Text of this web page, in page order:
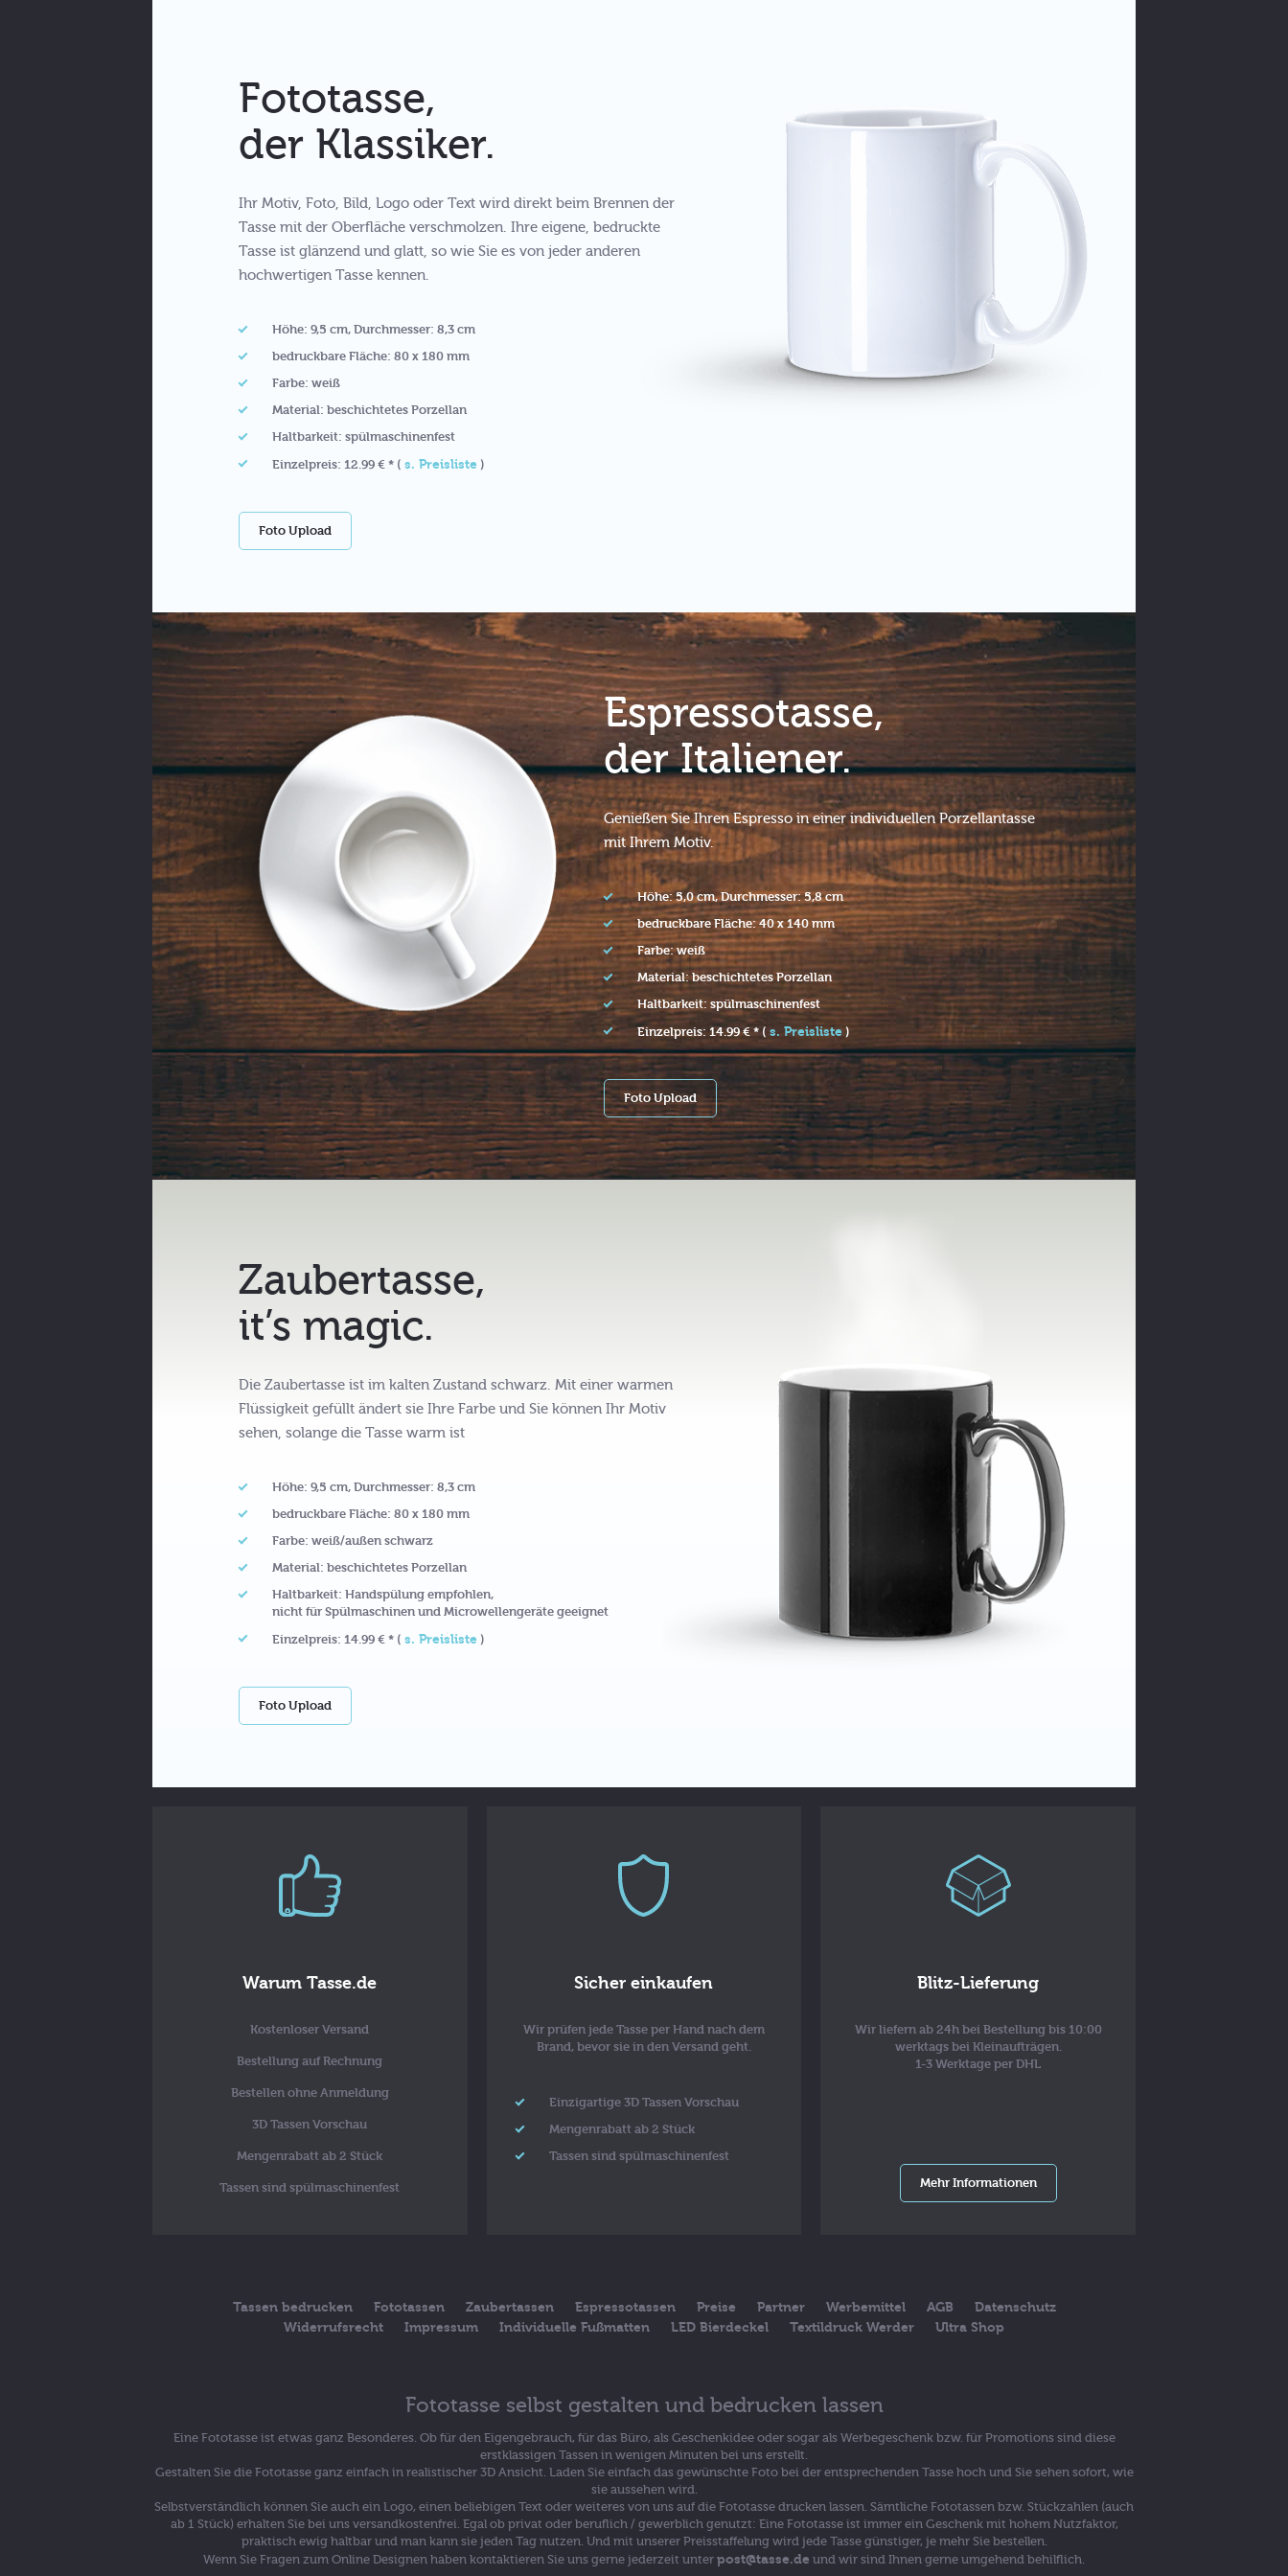
Fototasse,
der Klassiker.
Ihr Motiv, Foto, Bild, Logo oder Text wird direkt beim Brennen der
Tasse mit der Oberfläche verschmolzen. Ihre eigene, bedruckte
Tasse ist glänzend und glatt, so wie Sie es von jeder anderen
hochwertigen Tasse kennen.
Höhe: 9,5 cm, Durchmesser: 8,3 cm
bedruckbare Fläche: 80 x 180 mm
Farbe: weiß
Material: beschichtetes Porzellan
Haltbarkeit: spülmaschinenfest
Einzelpreis: 12.99 € * ( s. Preisliste )
Foto Upload
Espressotasse,
der Italiener.
Genießen Sie Ihren Espresso in einer individuellen Porzellantasse
mit Ihrem Motiv.
Höhe: 5,0 cm, Durchmesser: 5,8 cm
bedruckbare Fläche: 40 x 140 mm
Farbe: weiß
Material: beschichtetes Porzellan
Haltbarkeit: spülmaschinenfest
Einzelpreis: 14.99 € * ( s. Preisliste)
Foto Upload
Zaubertasse,
it’s magic.
Die Zaubertasse ist im kalten Zustand schwarz. Mit einer warmen
Flüssigkeit gefüllt ändert sie Ihre Farbe und Sie können Ihr Motiv
sehen, solange die Tasse warm ist
Höhe: 9,5 cm, Durchmesser: 8,3 cm
bedruckbare Fläche: 80 x 180 mm
Farbe: weiß/außen schwarz
Material: beschichtetes Porzellan
Haltbarkeit: Handspülung empfohlen,
nicht für Spülmaschinen und Microwellengeräte geeignet
Einzelpreis: 14.99 € * ( s. Preisliste )
Foto Upload
Warum Tasse.de
Kostenloser Versand
Bestellung auf Rechnung
Bestellen ohne Anmeldung
3D Tassen Vorschau
Mengenrabatt ab 2 Stück
Tassen sind spülmaschinenfest
Sicher einkaufen
Wir prüfen jede Tasse per Hand nach dem
Brand, bevor sie in den Versand geht.
Einzigartige 3D Tassen Vorschau
Mengenrabatt ab 2 Stück
Tassen sind spülmaschinenfest
Blitz-Lieferung
Wir liefern ab 24h bei Bestellung bis 10:00
werktags bei Kleinaufträgen.
1-3 Werktage per DHL
Mehr Informationen
Tassen bedrucken Fototassen Zaubertassen Espressotassen Preise Partner Werbemittel AGB
Datenschutz
Widerrufsrecht
Impressum Individuelle Fußmatten LED Bierdeckel Textildruck Werder Ultra Shop
Fototasse selbst gestalten und bedrucken lassen
Eine Fototasse ist etwas ganz Besonderes. Ob für den Eigengebrauch, für das Büro, als Geschenkidee oder sogar als Werbegeschenk bzw. für Promotions sind diese
erstklassigen Tassen in wenigen Minuten bei uns erstellt.
Gestalten Sie die Fototasse ganz einfach in realistischer 3D Ansicht. Laden Sie einfach das gewünschte Foto bei der entsprechenden Tasse hoch und Sie sehen sofort, wie
sie aussehen wird.
Selbstverständlich können Sie auch ein Logo, einen beliebigen Text oder weiteres von uns auf die Fototasse drucken lassen. Sämtliche Fototassen bzw. Stückzahlen (auch
ab 1 Stück) erhalten Sie bei uns versandkostenfrei. Egal ob privat oder beruflich / gewerblich genutzt: Eine Fototasse ist immer ein Geschenk mit hohem Nutzfaktor,
praktisch ewig haltbar und man kann sie jeden Tag nutzen. Und mit unserer Preisstaffelung wird jede Tasse günstiger, je mehr Sie bestellen.
Wenn Sie Fragen zum Online Designen haben kontaktieren Sie uns gerne jederzeit unter post@tasse.de und wir sind Ihnen gerne umgehend behilflich.